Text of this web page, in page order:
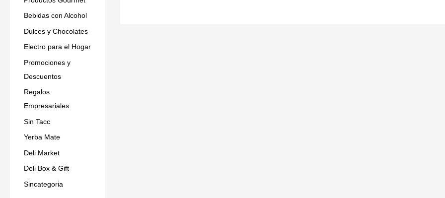
Bebidas con Alcohol
Dulces y Chocolates
Electro para el Hogar
Promociones y
Descuentos
Regalos
Empresariales
Sin Tacc
Yerba Mate
Deli Market
Deli Box & Gift
Sincategoria